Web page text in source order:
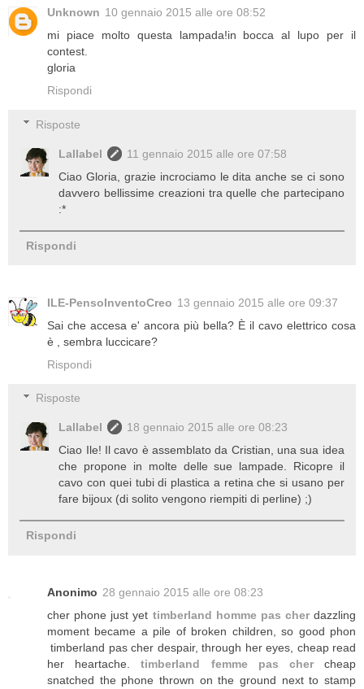
Unknown 10 gennaio 2015 alle ore 08:52
mi piace molto questa lampada!in bocca al lupo per il
contest.
gloria
Rispondi
Risposte
Lallabel
11 gennaio 2015 alle ore 07:58
Ciao Gloria, grazie incrociamo le dita anche se ci sono
davvero bellissime creazioni tra quelle che partecipano
:*
Rispondi
ILE-PensoInventoCreo 13 gennaio 2015 alle ore 09:37
Sai che accesa e' ancora più bella? È il cavo elettrico cosa
è , sembra luccicare?
Rispondi
Risposte
Lallabel
18 gennaio 2015 alle ore 08:23
Ciao Ile! Il cavo è assemblato da Cristian, una sua idea
che propone in molte delle sue lampade. Ricopre il
cavo con quei tubi di plastica a retina che si usano per
fare bijoux (di solito vengono riempiti di perline) ;)
Rispondi
Anonimo 28 gennaio 2015 alle ore 08:23
cher phone just yet timberland homme pas cher dazzling
moment became a pile of broken children, so good phon
timberland pas cher despair, through her ​​eyes, cheap read
her heartache.timberland femme pas cher
cheap
snatched the phone thrown on the ground next to stamp